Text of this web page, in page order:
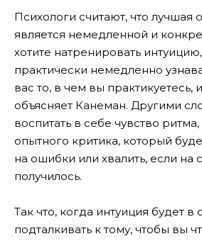
Психологи считают, что лучшая
является немедленной и
хотите натренировать
практически немедленно
вас то, в чем вы практикуетесь,
объясняет Канеман. Другими
воспитать в себе чувство
опытного критика, который
на ошибки или хвалить, если на
получилось.
Так что, когда интуиция будет
подталкивать к тому, чтобы вы